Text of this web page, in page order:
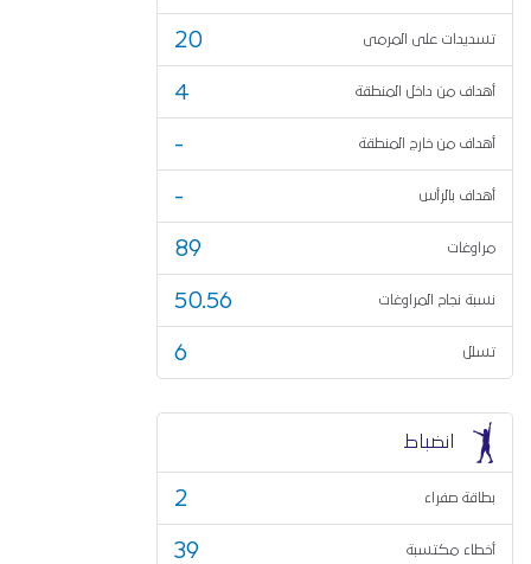
تسديدات على المرمى 20
أهداف من داخل المنطقة 4
أهداف من خارج المنطقة -
أهداف بالرأس -
مراوغات 89
نسبة نجاح المراوغات 50.56
تسلل 6
انضباط
بطاقة صفراء 2
أخطاء مكتسبة 39